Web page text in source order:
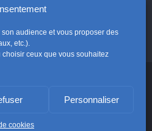
audience et vous proposer des
etc.).
ceux que vous souhaitez
Personnaliser
cookies